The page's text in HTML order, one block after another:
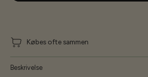
Købes ofte sammen
Beskrivelse